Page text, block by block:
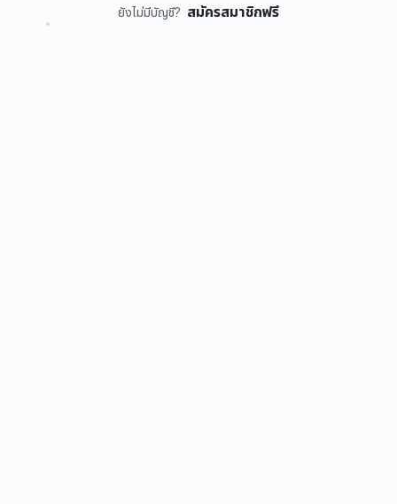
ยังไม่มีบัญชี? สมัครสมาชิกฟรี